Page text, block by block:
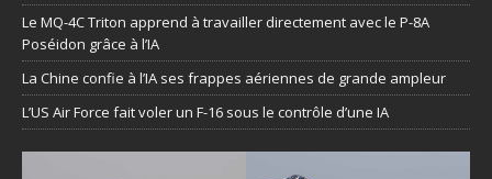
Le MQ-4C Triton apprend à travailler directement avec le P-8A
Poséidon grâce à l’IA
La Chine confie à l’IA ses frappes aériennes de grande ampleur
L’US Air Force fait voler un F-16 sous le contrôle d’une IA